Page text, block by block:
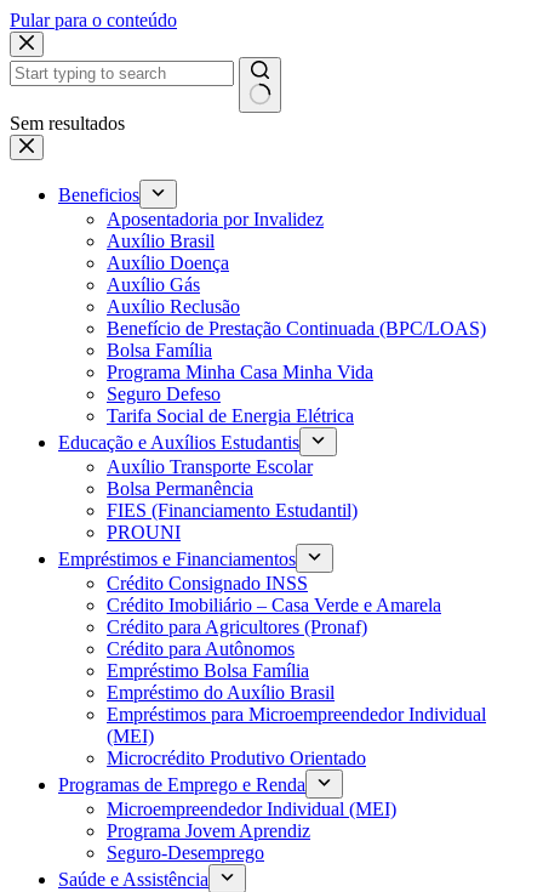
Pular para o conteúdo
Sem resultados
Beneficios
Aposentadoria por Invalidez
Auxílio Brasil
Auxílio Doença
Auxílio Gás
Auxílio Reclusão
Benefício de Prestação Continuada (BPC/LOAS)
Bolsa Família
Programa Minha Casa Minha Vida
Seguro Defeso
Tarifa Social de Energia Elétrica
Educação e Auxílios Estudantis
Auxílio Transporte Escolar
Bolsa Permanência
FIES (Financiamento Estudantil)
PROUNI
Empréstimos e Financiamentos
Crédito Consignado INSS
Crédito Imobiliário – Casa Verde e Amarela
Crédito para Agricultores (Pronaf)
Crédito para Autônomos
Empréstimo Bolsa Família
Empréstimo do Auxílio Brasil
Empréstimos para Microempreendedor Individual
(MEI)
Microcrédito Produtivo Orientado
Programas de Emprego e Renda
Microempreendedor Individual (MEI)
Programa Jovem Aprendiz
Seguro-Desemprego
Saúde e Assistência